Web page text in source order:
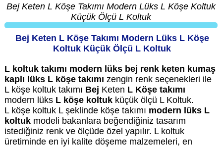
Bej Keten L Köşe Takımı Modern Lüks L Köşe Koltuk
Küçük Ölçü L Koltuk
Bej Keten L Köşe Takımı Modern Lüks L Köşe
Koltuk Küçük Ölçü L Koltuk
L koltuk takımı modern lüks bej renk keten kumaş
kaplı lüks L köşe takımı zengin renk seçenekleri ile
L köşe koltuk takımı Bej Keten L Köşe takımı
modern lüks L köşe koltukküçük ölçü L Koltuk.
L köşe koltuk L şeklinde köşe takımı modern lüks L
koltukmodeli bakanlara beğendiğiniz tasarım
istediğiniz renk ve ölçüde özel yapılır. L koltuk
üretiminde en iyi kalite döşeme malzemeleri, en